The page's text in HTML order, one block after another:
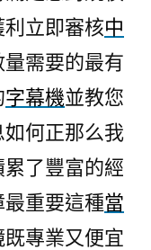
立即審核中
需要的最有
字幕機並教您
何正那么我
了豐富的經
重要這種當
專業又便宜